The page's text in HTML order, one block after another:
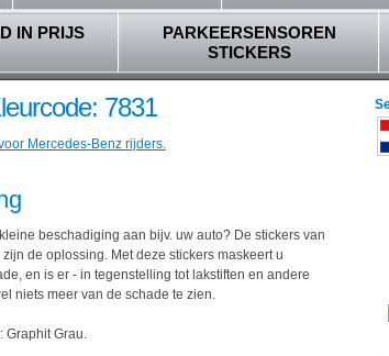
IN PRIJS
PARKEERSENSOREN
STICKERS
7831
Mercedes-Benz rijders.
beschadiging aan bijv. uw auto? De stickers van
de oplossing. Met deze stickers maskeert u
en is er - in tegenstelling tot lakstiften en andere
niets meer van de schade te zien.
Graphit Grau.